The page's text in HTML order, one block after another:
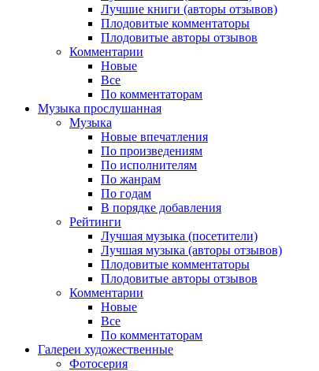
Лучшие книги (авторы отзывов)
Плодовитые комментаторы
Плодовитые авторы отзывов
Комментарии
Новые
Все
По комментаторам
Музыка прослушанная
Музыка
Новые впечатления
По произведениям
По исполнителям
По жанрам
По годам
В порядке добавления
Рейтинги
Лучшая музыка (посетители)
Лучшая музыка (авторы отзывов)
Плодовитые комментаторы
Плодовитые авторы отзывов
Комментарии
Новые
Все
По комментаторам
Галереи художественные
Фотосерия